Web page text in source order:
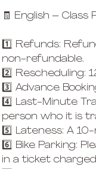
🧾 English – Class
1️⃣ Refunds:
non-refundable.
2️⃣ Rescheduling:
3️⃣ Advance
4️⃣ Last-Minute
person who it is
5️⃣ Lateness: A
6️⃣ Bike Parking:
in a ticket